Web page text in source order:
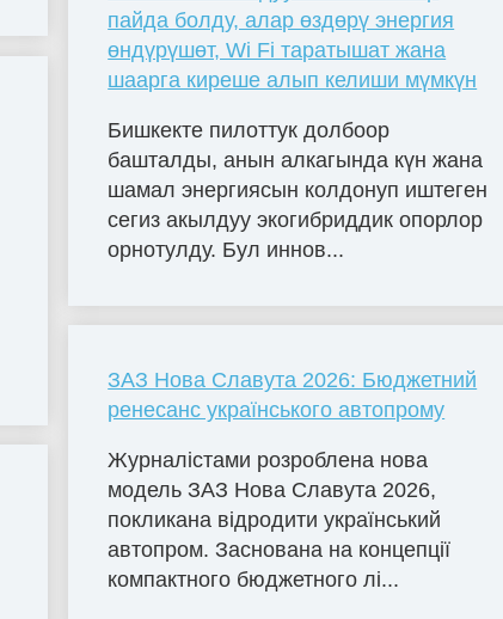
пайда болду, алар өздөрү энергия
өндүрүшөт, Wi Fi таратышат жана
шаарга киреше алып келиши мүмкүн
Бишкекте пилоттук долбоор
башталды, анын алкагында күн жана
шамал энергиясын колдонуп иштеген
сегиз акылдуу экогибриддик опорлор
орнотулду. Бул иннов...
ЗАЗ Нова Славута 2026: Бюджетний
ренесанс українського автопрому
Журналістами розроблена нова
модель ЗАЗ Нова Славута 2026,
покликана відродити український
автопром. Заснована на концепції
компактного бюджетного лі...